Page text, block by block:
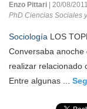
Enzo Pittari
| 20/08/2011
PhD Ciencias Sociales
Sociología LOS
Conversaba
realizar relacionado
Entre algunas ...